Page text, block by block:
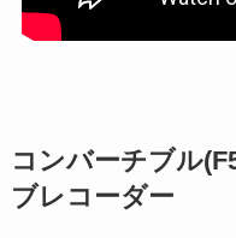
コンバーチブル
ブレコーダー